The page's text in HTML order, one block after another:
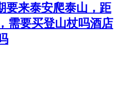
要来泰安爬泰山，距
需要买登山杖吗酒店